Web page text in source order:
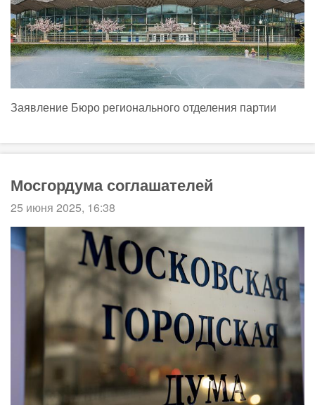
Заявление Бюро регионального отделения партии
Мосгордума соглашателей
25 июня 2025, 16:38